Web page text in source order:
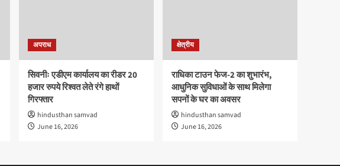
अपराध
सिवनीः एडीएम कार्यालय का रीडर 20
हजार रुपये रिश्वत लेते रंगे हाथों
गिरफ्तार
hindusthan samvad
June 16, 2026
क्षेत्रीय
राधिका टाउन फेज-2 का शुभारंभ,
आधुनिक सुविधाओं के साथ मिलेगा
सपनों के घर का अवसर
hindusthan samvad
June 16, 2026